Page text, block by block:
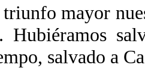
mayor
Hubiéramos
salvado a